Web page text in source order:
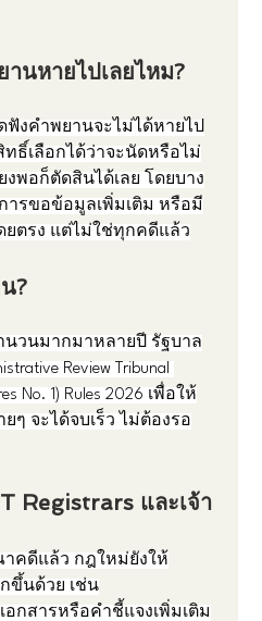
นหายไปเลยไหม?
งคำพยานจะไม่ได้หายไป
ธิ์เลือกได้ว่าจะนัดหรือไม่
งพอก็ตัดสินได้เลย โดยบาง
ารขอข้อมูลเพิ่มเติม หรือมี
ยตรง แต่ไม่ใช่ทุกคดีแล้ว
?
นวนมากมาหลายปี รัฐบาล
Review Tribunal
No. 1) Rules 2026 เพื่อให้
ๆ จะได้จบเร็ว ไม่ต้องรอ
Registrars และเจ้า
าคดีแล้ว กฎใหม่ยังให้
ขึ้นด้วย เช่น
กสารหรือคำชี้แจงเพิ่มเติม